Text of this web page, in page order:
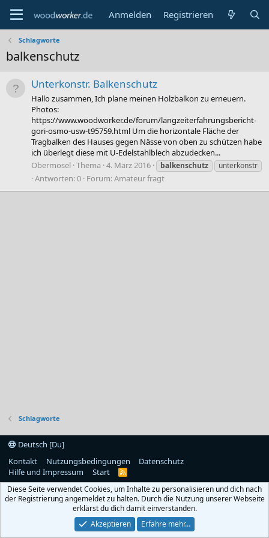
Anmelden Registrieren
Schlagworte
balkenschutz
Unterkonstr. Balkenschutz
Hallo zusammen, Ich plane meinen Holzbalkon zu erneuern.
Photos:
https://www.woodworker.de/forum/langzeiterfahrungsbericht-
gori-osmo-usw-t95759.html Um die horizontale Fläche der
Tragbalken des Hauses gegen Nässe von oben zu schützen habe
ich überlegt diese mit U-Edelstahlblech abzudecken...
Obermosel Thema 4. März 2016 balkenschutz unterkonstr
Antworten: 0 Forum:Amateur fragt
Schlagworte
Deutsch [Du]
Kontakt
Nutzungsbedingungen
Datenschutz
Hilfe und Impressum
Start
R
S
Diese Seite verwendet Cookies, um Inhalte zu personalisieren und dich nach
der Registrierung angemeldet zu halten. Durch die Nutzung unserer Webseite
erklärst du dich damit einverstanden.
Akzeptieren
Erfahre mehr…